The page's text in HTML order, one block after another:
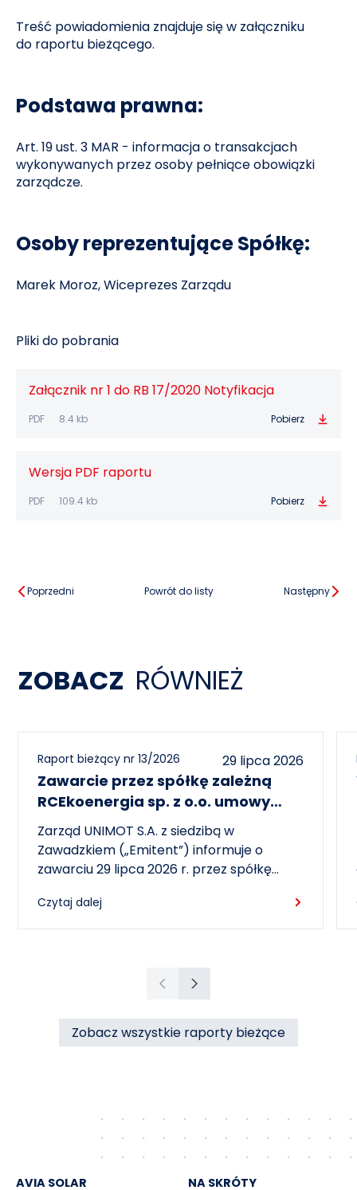
Treść powiadomienia znajduje się w załączniku
do raportu bieżącego.
Podstawa prawna:
Art. 19 ust. 3 MAR - informacja o transakcjach
wykonywanych przez osoby pełniące obowiązki
zarządcze.
Osoby reprezentujące Spółkę:
Marek Moroz, Wiceprezes Zarządu
Pliki do pobrania
Załącznik nr 1 do RB 17/2020 Notyfikacja
PDF 8.4 kb Pobierz
Wersja PDF raportu
PDF 109.4 kb Pobierz
Poprzedni Powrót do listy Następny
ZOBACZ RÓWNIEŻ
Raport bieżący nr 13/2026 29 lipca 2026
Zawarcie przez spółkę zależną
RCEkoenergia sp. z o.o. umowy
wieloletniej na sprzedaż ciepła do
miasta Czechowice-Dziedzice
Zarząd UNIMOT S.A. z siedzibą w
Zawadzkiem („Emitent”) informuje o
zawarciu 29 lipca 2026 r. przez spółkę
wieloletniej umowy sprzedaży ciepła z
Przedsiębiorstwem Inżynierii Miejskiej sp. z
Dziedzicach („PIM”), dotyczącej sprzedaży
ciepła do miasta Czechowice-Dziedzice
Czytaj dalej
PoprzedniNastępny
Zobacz wszystkie raporty bieżące
AVIA SOLAR NA SKRÓTY